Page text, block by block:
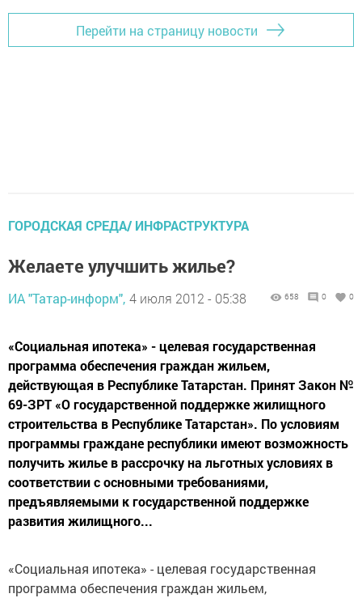
Перейти на страницу новости
ГОРОДСКАЯ СРЕДА/ ИНФРАСТРУКТУРА
Желаете улучшить жилье?
ИА "Татар-информ", 4 июля 2012 - 05:38 658 0 0
«Социальная ипотека» - целевая государственная
программа обеспечения граждан жильем,
действующая в Республике Татарстан. Принят Закон №
69-ЗРТ «О государственной поддержке жилищного
строительства в Республике Татарстан». По условиям
программы граждане республики имеют возможность
получить жилье в рассрочку на льготных условиях в
соответствии с основными требованиями,
предъявляемыми к государственной поддержке
развития жилищного...
«Социальная ипотека» - целевая государственная
программа обеспечения граждан жильем,